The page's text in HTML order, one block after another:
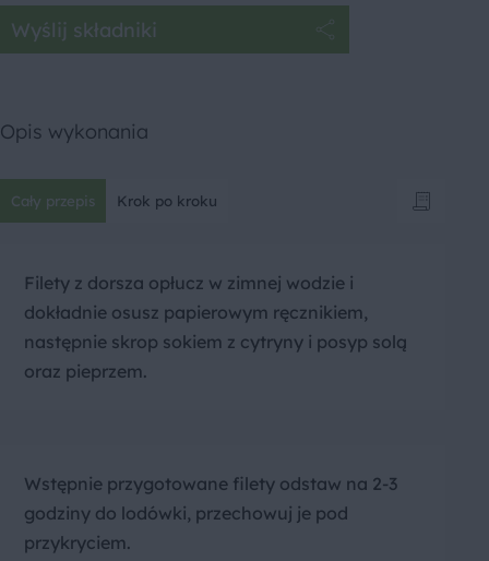
Wyślij składniki
Opis wykonania
Cały przepis Krok po kroku
Filety z dorsza opłucz w zimnej wodzie i
dokładnie osusz papierowym ręcznikiem,
następnie skrop sokiem z cytryny i posyp solą
oraz pieprzem.
Wstępnie przygotowane filety odstaw na 2-3
godziny do lodówki, przechowuj je pod
przykryciem.